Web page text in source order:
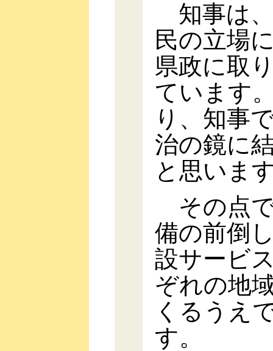
知事は
民の立場
県政に取
ています
り、知事
治の鏡に
と思いま
その点
備の前倒
設サービ
ぞれの地
くるうえ
す。